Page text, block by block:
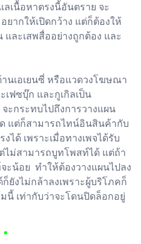
เนื้อหาตรงนี้อันตราย จะ
ยากให้เปิดกว้าง แต่ก็ต้องให้
ละเสพสื่ออย่างถูกต้อง และ
นเอเยนซี่ หรือแวดวงโฆษณา
เฟซบุ๊ก และกูเกิลเป็น
ะกระทบไปถึงการวางแผน
แต่ก็สามารถไทน์อินสินค้ากับ
ได้ เพราะเมื่อทางเพจได้รับ
ไม่สามารถบูทโพสท์ได้ แต่ถ้า
ะน้อย ทำให้ต้องวางแผนไปลง
ยังไม่กล้าลงเพราะผู้บริโภคก็
นี้ เท่ากับว่าจะโดนปิดล็อกอยู่
"